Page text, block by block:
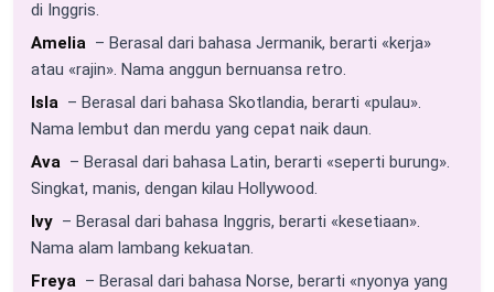
di Inggris.
Amelia – Berasal dari bahasa Jermanik, berarti «kerja»
atau «rajin». Nama anggun bernuansa retro.
Isla – Berasal dari bahasa Skotlandia, berarti «pulau».
Nama lembut dan merdu yang cepat naik daun.
Ava – Berasal dari bahasa Latin, berarti «seperti burung».
Singkat, manis, dengan kilau Hollywood.
Ivy – Berasal dari bahasa Inggris, berarti «kesetiaan».
Nama alam lambang kekuatan.
Freya – Berasal dari bahasa Norse, berarti «nyonya yang